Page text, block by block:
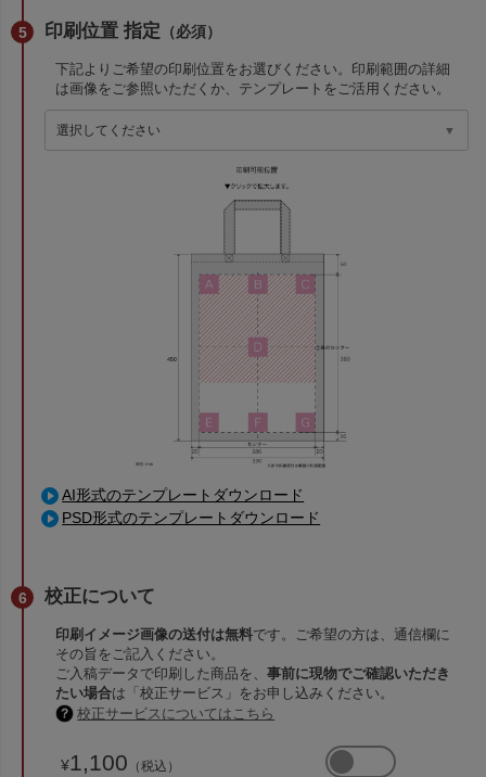
印刷位置 指定 （必須）
下記よりご希望の印刷位置をお選びください。印刷範囲の詳細
は画像をご参照いただくか、テンプレートをご活用ください。
AI形式のテンプレートダウンロード
PSD形式のテンプレートダウンロード
校正について
印刷イメージ画像の送付は無料です。ご希望の方は、通信欄に
その旨をご記入ください。
ご入稿データで印刷した商品を、事前に現物でご確認いただき
たい場合は「校正サービス」をお申し込みください。
校正サービスについてはこちら
¥1,100 （税込）